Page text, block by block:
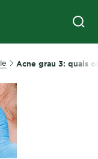
Acne grau 3: quais